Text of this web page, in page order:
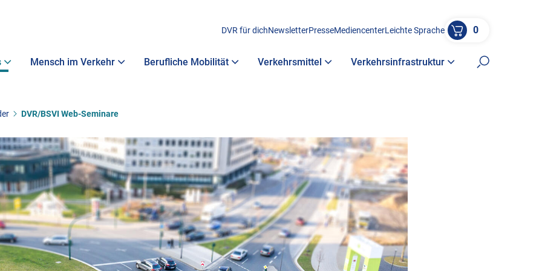
DVR für dichNewsletterPresseMediencenterLeichte Sprache 0
Mensch im Verkehr Berufliche Mobilität Verkehrsmittel Verkehrsinfrastruktur
Suche
DVR/BSVI Web-Seminare